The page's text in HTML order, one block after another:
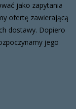
jako zapytania
ofertę zawierającą
dostawy. Dopiero
jego